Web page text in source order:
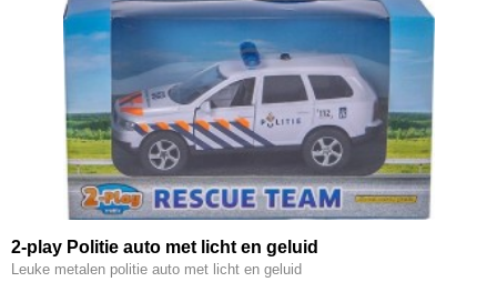
2-play Politie auto met licht en geluid
Leuke metalen politie auto met licht en geluid